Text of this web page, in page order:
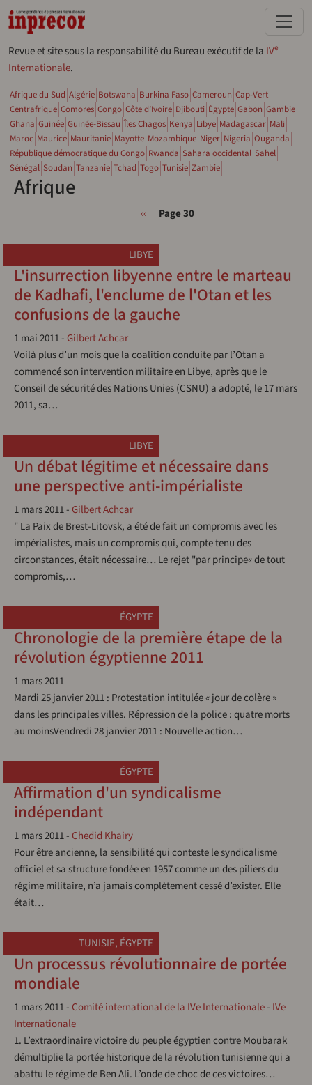
Aller au contenu principal
Revue et site sous la responsabilité du Bureau exécutif de la IVe
Internationale.
Afrique du Sud Algérie Botswana Burkina Faso Cameroun Cap-Vert
Centrafrique Comores Congo Côte d’Ivoire Djibouti Égypte Gabon Gambie
Ghana Guinée Guinée-Bissau Îles Chagos Kenya Libye Madagascar Mali
Maroc Maurice Mauritanie Mayotte Mozambique Niger Nigeria Ouganda
République démocratique du Congo Rwanda Sahara occidental Sahel
Sénégal Soudan Tanzanie Tchad Togo Tunisie Zambie
Afrique
Page précédente
‹‹ Page 30
LIBYE
L'insurrection libyenne entre le marteau
de Kadhafi, l'enclume de l'Otan et les
confusions de la gauche
1 mai 2011- Gilbert Achcar
Voilà plus d’un mois que la coalition conduite par l’Otan a
commencé son intervention militaire en Libye, après que le
Conseil de sécurité des Nations Unies (CSNU) a adopté, le 17 mars
2011, sa…
LIBYE
Un débat légitime et nécessaire dans
une perspective anti-impérialiste
1 mars 2011- Gilbert Achcar
" La Paix de Brest-Litovsk, a été de fait un compromis avec les
impérialistes, mais un compromis qui, compte tenu des
circonstances, était nécessaire… Le rejet "par principe« de tout
compromis,…
ÉGYPTE
Chronologie de la première étape de la
révolution égyptienne 2011
1 mars 2011
Mardi 25 janvier 2011 : Protestation intitulée « jour de colère »
dans les principales villes. Répression de la police : quatre morts
au moinsVendredi 28 janvier 2011 : Nouvelle action…
ÉGYPTE
Affirmation d'un syndicalisme
indépendant
1 mars 2011- Chedid Khairy
Pour être ancienne, la sensibilité qui conteste le syndicalisme
officiel et sa structure fondée en 1957 comme un des piliers du
régime militaire, n’a jamais complètement cessé d’exister. Elle
était…
TUNISIE, ÉGYPTE
Un processus révolutionnaire de portée
mondiale
1 mars 2011- Comité international de la IVe Internationale- IVe
Internationale
1. L’extraordinaire victoire du peuple égyptien contre Moubarak
démultiplie la portée historique de la révolution tunisienne qui a
abattu le régime de Ben Ali. L’onde de choc de ces victoires…